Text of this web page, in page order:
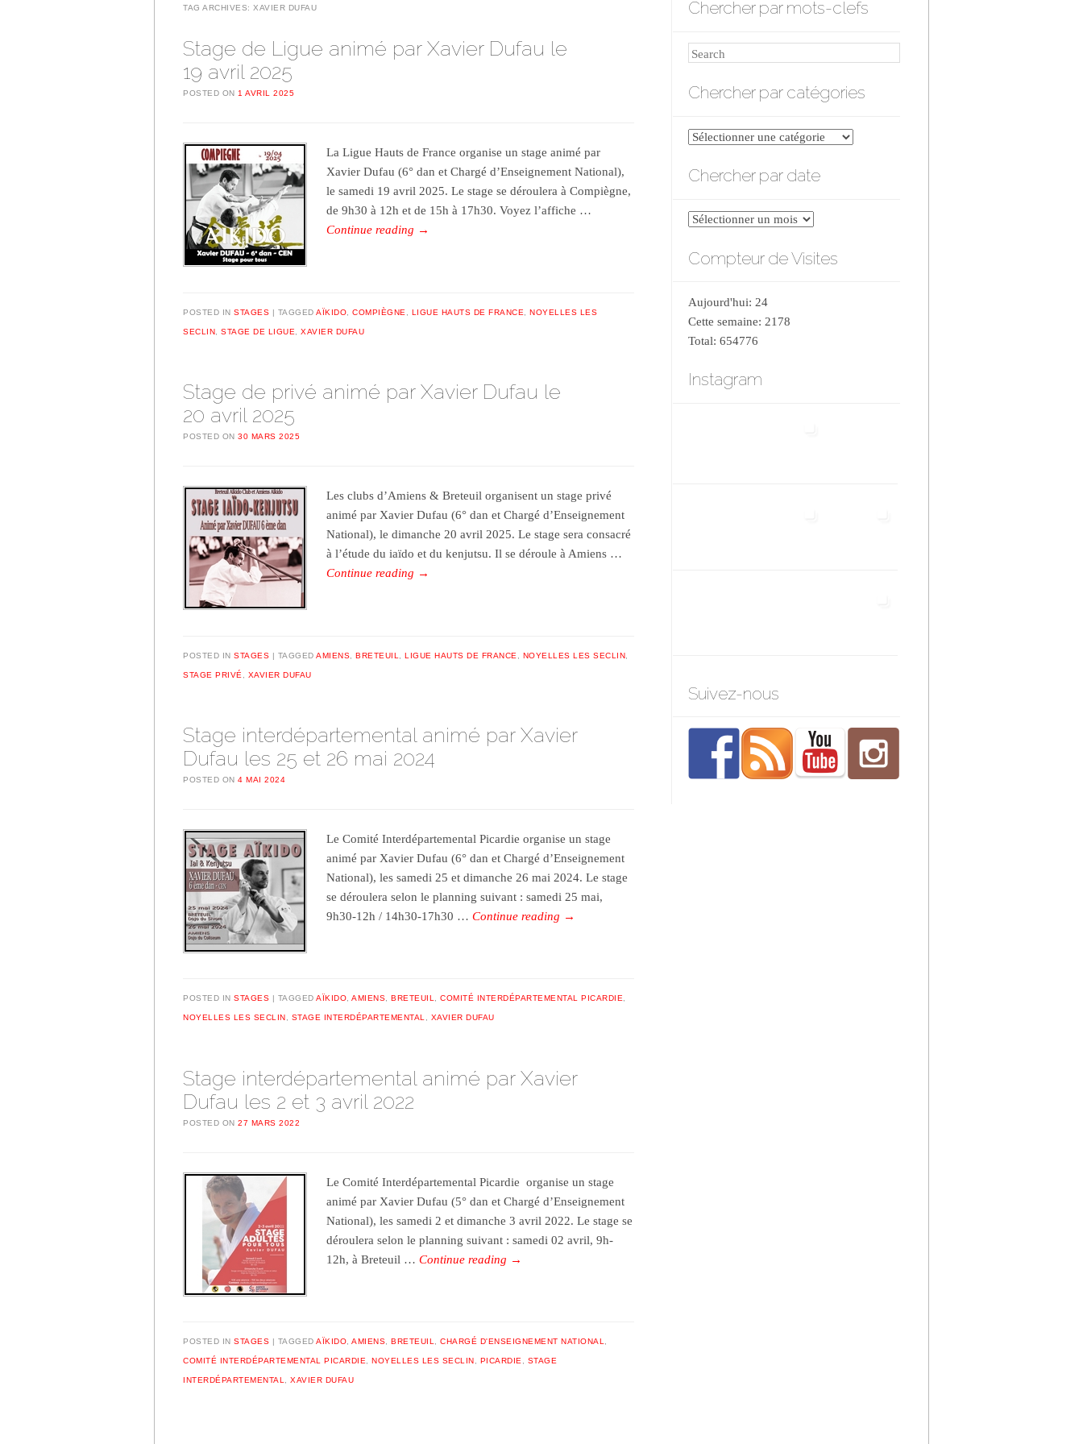
TAG ARCHIVES: XAVIER DUFAU
Stage de Ligue animé par Xavier Dufau le
19 avril 2025
POSTED ON 1 AVRIL 2025
La Ligue Hauts de France organise un stage animé par
Xavier Dufau (6° dan et Chargé d’Enseignement National),
le samedi 19 avril 2025. Le stage se déroulera à Compiègne,
de 9h30 à 12h et de 15h à 17h30. Voyez l’affiche …
Continue reading →
POSTED IN STAGES TAGGED AÏKIDO COMPIÈGNE LIGUE HAUTS DE FRANCE NOYELLES LES
SECLIN STAGE DE LIGUE XAVIER DUFAU
Stage de privé animé par Xavier Dufau le
20 avril 2025
POSTED ON 30 MARS 2025
Les clubs d’Amiens & Breteuil organisent un stage privé
animé par Xavier Dufau (6° dan et Chargé d’Enseignement
National), le dimanche 20 avril 2025. Le stage sera consacré
à l’étude du iaïdo et du kenjutsu. Il se déroule à Amiens …
Continue reading →
POSTED IN STAGES TAGGED AMIENS BRETEUIL LIGUE HAUTS DE FRANCE NOYELLES LES SECLIN
STAGE PRIVÉ XAVIER DUFAU
Stage interdépartemental animé par Xavier
Dufau les 25 et 26 mai 2024
POSTED ON 4 MAI 2024
Le Comité Interdépartemental Picardie organise un stage
animé par Xavier Dufau (6° dan et Chargé d’Enseignement
National), les samedi 25 et dimanche 26 mai 2024. Le stage
se déroulera selon le planning suivant : samedi 25 mai,
9h30-12h / 14h30-17h30 …Continue reading →
POSTED IN STAGES TAGGED AÏKIDO, AMIENS, BRETEUIL, COMITÉ INTERDÉPARTEMENTAL PICARDIE,
NOYELLES LES SECLIN , STAGE INTERDÉPARTEMENTAL, XAVIER DUFAU
Stage interdépartemental animé par Xavier
Dufau les 2 et 3 avril 2022
POSTED ON 27 MARS 2022
Le Comité Interdépartemental Picardie organise un stage
animé par Xavier Dufau (5° dan et Chargé d’Enseignement
National), les samedi 2 et dimanche 3 avril 2022. Le stage se
déroulera selon le planning suivant : samedi 02 avril, 9h-
12h, à Breteuil …Continue reading →
POSTED IN STAGES TAGGED AÏKIDO, AMIENS, BRETEUIL, CHARGÉ D'ENSEIGNEMENT NATIONAL,
COMITÉ INTERDÉPARTEMENTAL PICARDIE, NOYELLES LES SECLIN, PICARDIE, STAGE
INTERDÉPARTEMENTAL, XAVIER DUFAU
Chercher par mots-clefs
Search
Chercher par catégories
Chercher
catégories
Chercher par date
Chercher
date
Compteur de Visites
Aujourd'hui: 24
Cette semaine: 2178
Total: 654776
Instagram
Suivez-nous